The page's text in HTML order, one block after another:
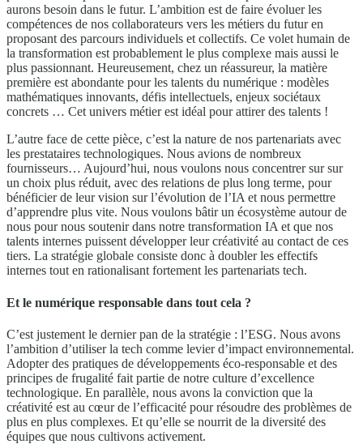
aurons besoin dans le futur. L’ambition est de faire évoluer les
compétences de nos collaborateurs vers les métiers du futur en
proposant des parcours individuels et collectifs. Ce volet humain de
la transformation est probablement le plus complexe mais aussi le
plus passionnant. Heureusement, chez un réassureur, la matière
première est abondante pour les talents du numérique : modèles
mathématiques innovants, défis intellectuels, enjeux sociétaux
concrets … Cet univers métier est idéal pour attirer des talents !
L’autre face de cette pièce, c’est la nature de nos partenariats avec
les prestataires technologiques. Nous avions de nombreux
fournisseurs… Aujourd’hui, nous voulons nous concentrer sur sur
un choix plus réduit, avec des relations de plus long terme, pour
bénéficier de leur vision sur l’évolution de l’IA et nous permettre
d’apprendre plus vite. Nous voulons bâtir un écosystème autour de
nous pour nous soutenir dans notre transformation IA et que nos
talents internes puissent développer leur créativité au contact de ces
tiers. La stratégie globale consiste donc à doubler les effectifs
internes tout en rationalisant fortement les partenariats tech.
Et le numérique responsable dans tout cela ?
C’est justement le dernier pan de la stratégie : l’ESG. Nous avons
l’ambition d’utiliser la tech comme levier d’impact environnemental.
Adopter des pratiques de développements éco-responsable et des
principes de frugalité fait partie de notre culture d’excellence
technologique. En parallèle, nous avons la conviction que la
créativité est au cœur de l’efficacité pour résoudre des problèmes de
plus en plus complexes. Et qu’elle se nourrit de la diversité des
équipes que nous cultivons activement.